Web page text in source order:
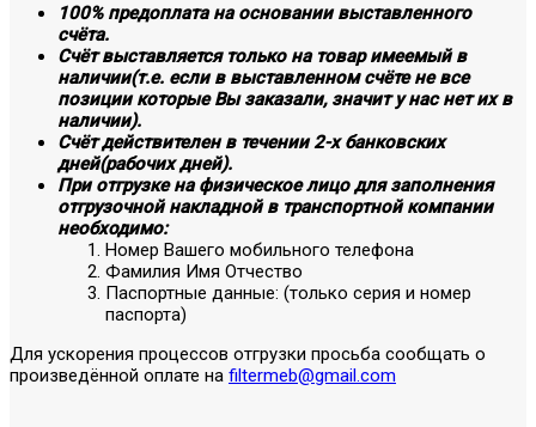
100% предоплата на основании выставленного
счёта.
Счёт выставляется только на товар имеемый в
наличии(т.е. если в выставленном счёте не все
позиции которые Вы заказали, значит у нас нет их в
наличии).
Счёт действителен в течении 2-х банковских
дней(рабочих дней).
При отгрузке на физическое лицо для заполнения
отгрузочной накладной в транспортной компании
необходимо:
Номер Вашего мобильного телефона
Фамилия Имя Отчество
Паспортные данные: (только серия и номер
паспорта)
Для ускорения процессов отгрузки просьба сообщать о
произведённой оплате на filtermeb@gmail.com